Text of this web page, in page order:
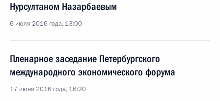
Нурсултаном Назарбаевым
6 июля 2016 года, 13:00
Пленарное заседание Петербургского
международного экономического форума
17 июня 2016 года, 16:20